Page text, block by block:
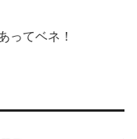
ってベネ！